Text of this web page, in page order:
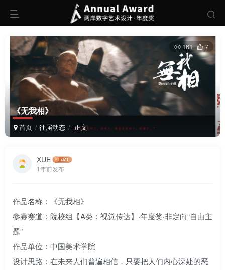
《无我相》
首页 往届动态 正文
161 7
XUE
1年前发布
作品名称：《无我相》
参赛赛道：院校组【A类：视觉传达】·年度奖·非定向“自由主
题”
作品单位：中国美术学院
设计思路：在未来人们普遍相信，只要把人们内心深处的恶